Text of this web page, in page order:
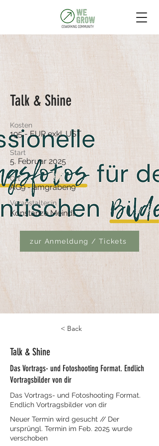
Talk & Shine
Kosten
195,- EUR exkl. UST
Start
5. Februar 2025
Ort
AG9 - amgraben9
Veranstalter:in
Konstanze Meindl
zur Anmeldung / Tickets
< Back
Talk & Shine
Das Vortrags- und Fotoshooting Format. Endlich
Vortragsbilder von dir
Das Vortrags- und Fotoshooting Format.
Endlich Vortragsbilder von dir
Neuer Termin wird gesucht // Der
ursprüngl. Termin im Feb. 2025 wurde
verschoben